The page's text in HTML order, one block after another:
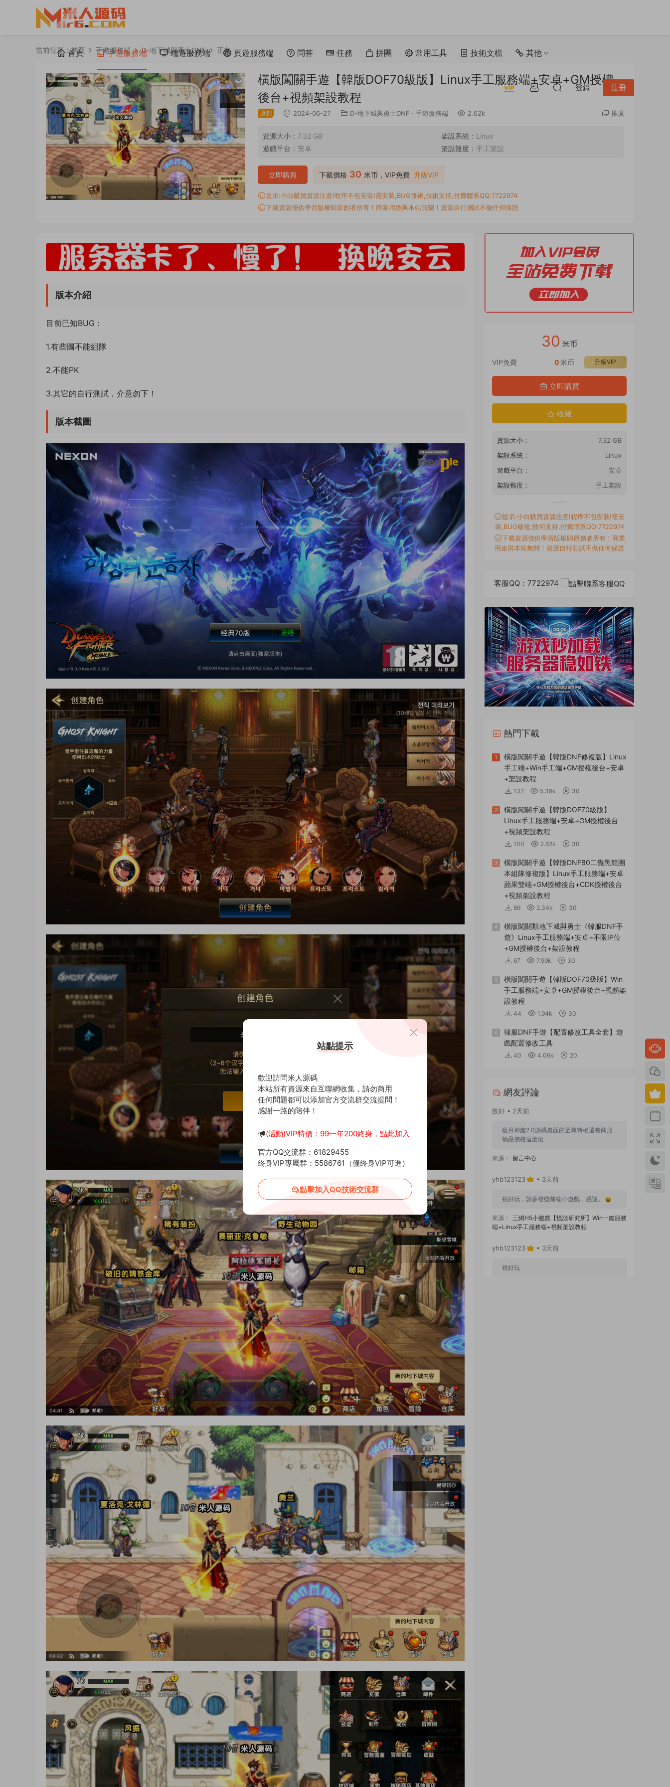
首頁 手遊服務端 端遊服務端 頁遊服務端 問答 任務 拼團 常用工具 技術文檔 其他
登錄 注冊
當前位置：首頁 手遊服務端 D-地下城與勇士DNF 正文
橫版闖關手遊【韓版DOF70級版】Linux手工服務端+安卓+GM授權
後台+視頻架設教程
原創 2024-06-27 D-地下城與勇士DNF · 手遊服務端 2.62k 推廣
資源大小： 7.32 GB 架設系統： Linux
遊戲平台： 安卓 架設難度： 手工架設
下載價格 30 米币，VIP免費 升級VIP
立即購買
提示:小白購買資源注意!程序不包安裝!需安裝,BUG修複,技術支持,付費聯系QQ:7722974
下載資源僅供學習版權歸原創者所有！商業用途與本站無關！資源自行測試不做任何保證
版本介紹
目前已知BUG：
1.有些圖不能組隊
2.不能PK
3.其它的自行測試，介意勿下！
版本截圖
30 米币
VIP免費 升級VIP
0米币
立即購買
收藏
資源大小：
7.32 GB
架設系統：
Linux
遊戲平台：
安卓
架設難度：
手工架設
提示:小白購買資源注意!程序不包安裝!需安
裝,BUG修複,技術支持,付費聯系QQ:7722974
下載資源僅供學習版權歸原創者所有！商業
用途與本站無關！資源自行測試不做任何保證
客服QQ：7722974
熱門下載
1
橫版闖關手遊【韓版DNF修複版】Linux
手工端+Win手工端+GM授權後台+安卓
+架設教程
132 5.39k 30
2
橫版闖關手遊【韓版DOF70級版】
Linux手工服務端+安卓+GM授權後台
+視頻架設教程
100 2.62k 30
3
橫版闖關手遊【韓版DNF80二覺黑龍團
本組隊修複版】Linux手工服務端+安卓
蘋果雙端+GM授權後台+CDK授權後台
+視頻架設教程
86 2.34k 30
4
橫版闖關類地下城與勇士《韓服DNF手
遊》Linux手工服務端+安卓+不限IP位
+GM授權後台+架設教程
67 7.99k 30
5
橫版闖關手遊【韓版DOF70級版】Win
手工服務端+安卓+GM授權後台+視頻架
設教程
44 1.94k 30
6
韓服DNF手遊【配置修改工具全套】遊
戲配置修改工具
40 4.06k 20
網友評論
故好 • 2天前
藍月神魔2.0源碼裏面的至尊特權還有商店
物品價格這麽改
來源： 留言中心
yhb123123 • 3天前
很好玩，請多發些前端小遊戲，感謝。
來源：
三網H5小遊戲【怪談研究所】Win一鍵服務
端+Linux手工服務端+視頻架設教程
yhb123123 • 3天前
很好玩
站點提示
歡迎訪問米人源碼
本站所有資源來自互聯網收集，請勿商用
任何問題都可以添加官方交流群交流提問！
感謝一路的陪伴！
(活動)VIP特價：99一年200終身，點此加入
官方QQ交流群：61829455
終身VIP專屬群：5586761（僅終身VIP可進）
點擊加入QQ技術交流群